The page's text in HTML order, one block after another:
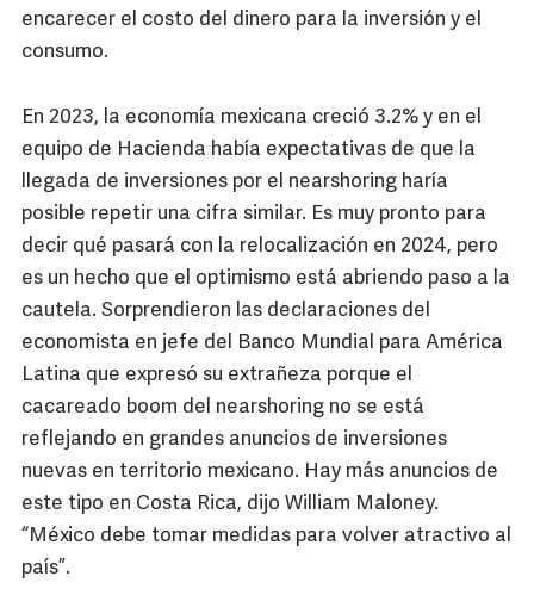
encarecer el costo del dinero para la inversión y el
consumo.
En 2023, la economía mexicana creció 3.2% y en el
equipo de Hacienda había expectativas de que la
llegada de inversiones por el nearshoring haría
posible repetir una cifra similar. Es muy pronto para
decir qué pasará con la relocalización en 2024, pero
es un hecho que el optimismo está abriendo paso a la
cautela. Sorprendieron las declaraciones del
economista en jefe del Banco Mundial para América
Latina que expresó su extrañeza porque el
cacareado boom del nearshoring no se está
reflejando en grandes anuncios de inversiones
nuevas en territorio mexicano. Hay más anuncios de
este tipo en Costa Rica, dijo William Maloney.
“México debe tomar medidas para volver atractivo al
país”.